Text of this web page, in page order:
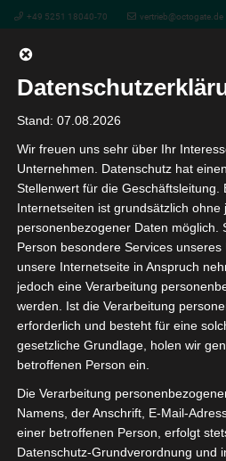
+49 5251 18040-70 vertrieb@octogate.de
Project
Stand: 07.08.2026
Wir freuen uns sehr über Ihr
Unternehmen. Datenschutz hat
Stellenwert für die Geschäftsleitung.
Internetseiten ist grundsätzlich ohne
personenbezogener Daten möglich.
Person besondere Services
unsere Internetseite in Anspruch
jedoch eine Verarbeitung
werden. Ist die Verarbeitung
erforderlich und besteht für eine
gesetzliche Grundlage, holen wir
betroffenen Person ein.
Die Verarbeitung
Namens, der Anschrift, E-Mail-
einer betroffenen Person, erfolgt
Datenschutz-Grundverordnung und